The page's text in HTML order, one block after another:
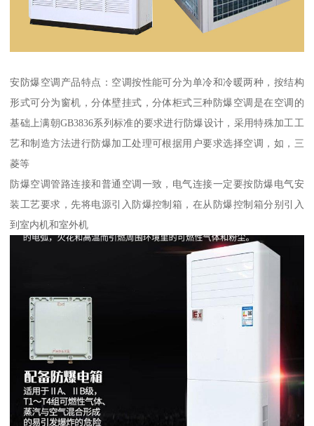
安防爆空调产品特点：空调按性能可分为单冷和冷暖两种，按结构
形式可分为窗机，分体壁挂式，分体柜式三种防爆空调是在空调的
基础上满朝GB3836系列标准的要求进行防爆设计，采用特殊加工工
艺和制造方法进行防爆加工处理可根据用户要求选择空调，如，三
菱等
防爆空调管路连接和普通空调一致，电气连接一定要按防爆电气安
装工艺要求，先将电源引入防爆控制箱，在从防爆控制箱分别引入
到室内机和室外机